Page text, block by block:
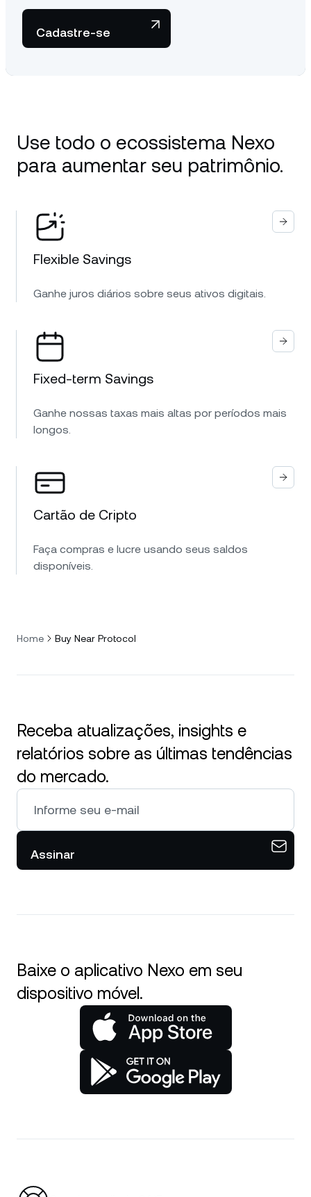
Cadastre-se
Use todo o ecossistema Nexo
para aumentar seu patrimônio.
Flexible Savings
Ganhe juros diários sobre seus ativos digitais.
Fixed-term Savings
Ganhe nossas taxas mais altas por períodos mais
longos.
Cartão de Cripto
Faça compras e lucre usando seus saldos
disponíveis.
Home Buy Near Protocol
Receba atualizações, insights e
relatórios sobre as últimas tendências
do mercado.
Assinar
Baixe o aplicativo Nexo em seu
dispositivo móvel.